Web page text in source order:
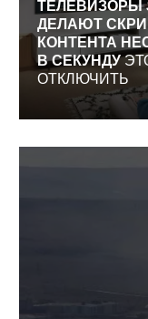
ТЕЛЕВИЗОРЫ
ДЕЛАЮТ
КОНТЕНТА
В СЕКУНДУ
ОТКЛЮЧИТЬ